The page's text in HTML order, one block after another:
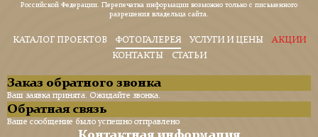
Российской Федерации. Перепечатка информации возможно только с письменного
разрешения владельца сайта.
КАТАЛОГ ПРОЕКТОВ ФОТОГАЛЕРЕЯ УСЛУГИ И ЦЕНЫ
АКЦИИ
КОНТАКТЫ
СТАТЬИ
Заказ обратного звонка
Ваш заявка принята. Ожидайте звонка.
Обратная связь
Ваше сообщение было успешно отправлено